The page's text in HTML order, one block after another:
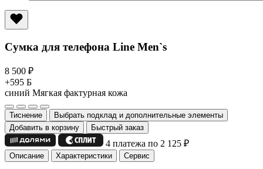
Сумка для телефона Line Men`s
8 500 ₽
+595 Б
синий Мягкая фактурная кожа
Тиснение
Выбрать подклад и дополнительные элементы
Добавить в корзину
Быстрый заказ
4 платежа по 2 125 ₽
Описание Характеристики Сервис